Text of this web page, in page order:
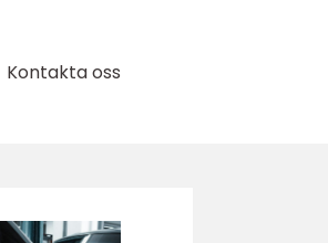
Kontakta oss